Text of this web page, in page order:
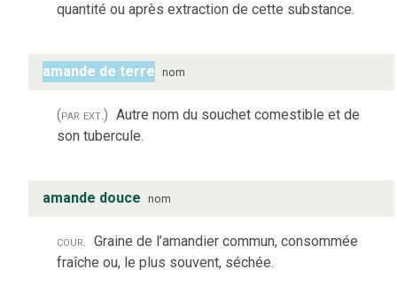
quantité ou après extraction de cette substance.
amande de terre nom
(par ext.) Autre nom du souchet comestible et de
son tubercule.
amande douce nom
cour. Graine de l’amandier commun, consommée
fraîche ou, le plus souvent, séchée.